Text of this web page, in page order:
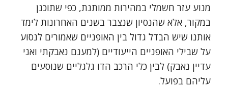
מנוע עזר חשמלי במהירות ממותנת, כפי שתוכנן
במקור, אלא שהנסיון שנצבר בשנים האחרונות לימד
אותנו שיש הבדל גדול בין האופניים שאמורים לנסוע
על שבילי האופניים הייעודיים (למענם נאבקתי ואני
עדיין נאבק) לבין כלי הרכב הדו גלגליים שנוסעים
עליהם בפועל.